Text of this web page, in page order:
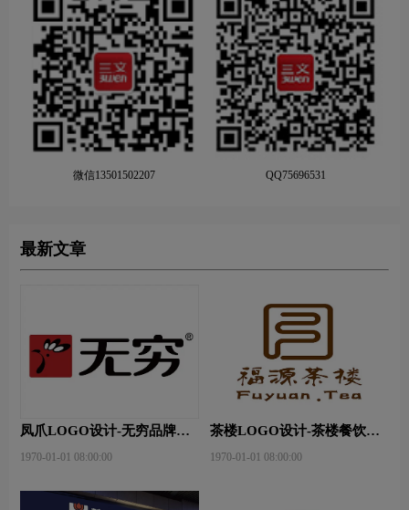
微信13501502207 QQ75696531
最新文章
凤爪LOGO设计-无穷品牌
1970-01-01 08:00:00
茶楼LOGO设计-茶楼餐饮连
1970-01-01 08:00:00